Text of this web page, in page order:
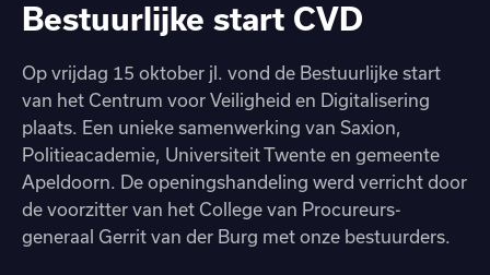
Bestuurlijke start CVD
Op vrijdag 15 oktober jl. vond de Bestuurlijke start
van het Centrum voor Veiligheid en Digitalisering
plaats. Een unieke samenwerking van Saxion,
Politieacademie, Universiteit Twente en gemeente
Apeldoorn. De openingshandeling werd verricht door
de voorzitter van het College van Procureurs-
generaal Gerrit van der Burg met onze bestuurders.